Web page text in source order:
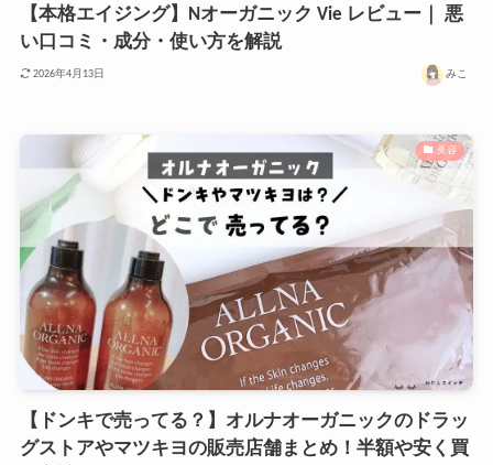
【本格エイジング】Nオーガニック Vie レビュー｜ 悪
い口コミ・成分・使い方を解説
2026年4月13日 みこ
美容
【ドンキで売ってる？】オルナオーガニックのドラッ
グストアやマツキヨの販売店舗まとめ！半額や安く買